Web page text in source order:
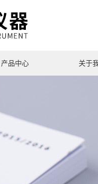
产品中心 关于